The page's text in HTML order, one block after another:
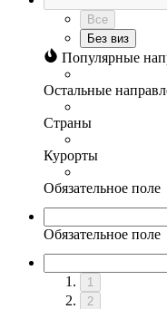
Все
Без виз
Популярные
Остальные
Страны
Курорты
Обязательное поле
Обязательное поле
1
2